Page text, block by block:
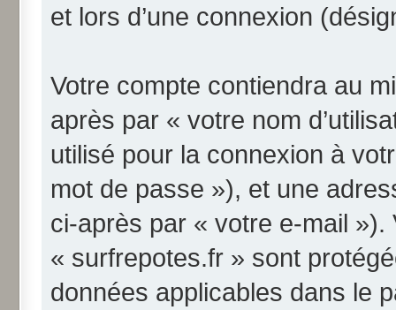
et lors d’une connexion
Votre compte contiendra au
après par « votre nom
utilisé pour la connexion à
mot de passe »), et une
ci-après par « votre e-mail
« surfrepotes.fr » sont
données applicables dans le